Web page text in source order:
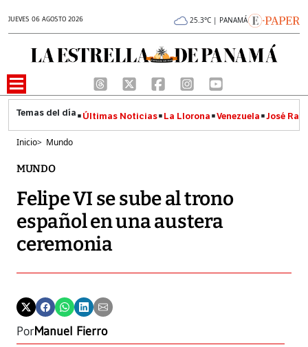
JUEVES 06 AGOSTO 2026 25.3°C | PANAMÁ
Últimas Noticias La Llorona Venezuela José
Inicio> Mundo
MUNDO
Felipe VI se sube al trono
español en una austera
ceremonia
PorManuel Fierro